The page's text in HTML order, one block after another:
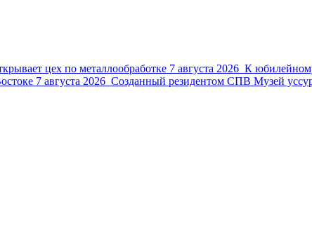
цех по металлообработке 7 августа 2026 К
7 августа 2026 Созданный резидентом СПВ Музей